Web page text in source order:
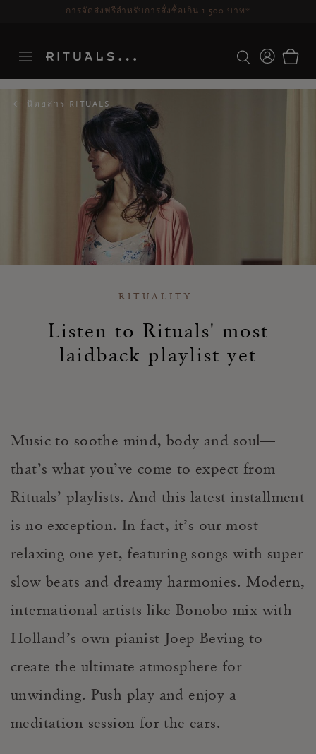
ระยะเวลาจัดส่ง 3-5 วันทำการ ดูเพิ่มเติม
นิตยสาร RITUALS
RITUALITY
Listen to Rituals' most
laidback playlist yet
Music to soothe mind, body and soul—
that’s what you’ve come to expect from
Rituals’ playlists. And this latest installment
is no exception. In fact, it’s our most
relaxing one yet, featuring songs with super
slow beats and dreamy harmonies. Modern,
international artists like Bonobo mix with
Holland’s own pianist Joep Beving to
create the ultimate atmosphere for
unwinding. Push play and enjoy a
meditation session for the ears.